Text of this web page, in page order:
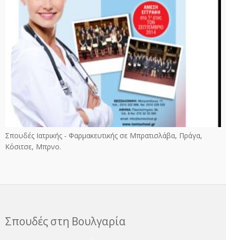
Σπουδές Ιατρικής - Φαρμακευτικής σε Μπρατισλάβα, Πράγα,
Κόσιτσε, Μπρνο.
Σπουδές στη Βουλγαρία